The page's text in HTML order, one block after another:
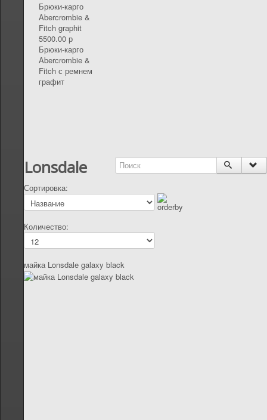
Брюки-карго
Abercrombie &
Fitch graphit
5500.00 р
Брюки-карго
Abercrombie &
Fitch с ремнем
графит
Lonsdale
Сортировка:
Количество:
майка Lonsdale galaxy black